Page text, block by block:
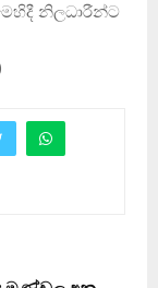
නිලධාරීන්ට